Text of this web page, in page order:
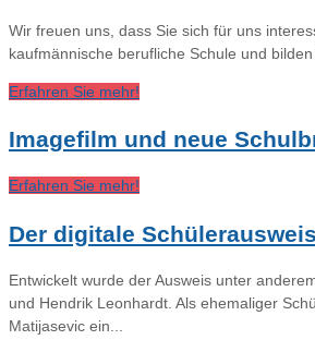
Wir freuen uns, dass Sie sich für uns
kaufmännische berufliche Schule und bilden
Erfahren Sie mehr!
Imagefilm und neue
Erfahren Sie mehr!
Der digitale
Entwickelt wurde der Ausweis unter
und Hendrik Leonhardt. Als ehemaliger
Matijasevic ein...